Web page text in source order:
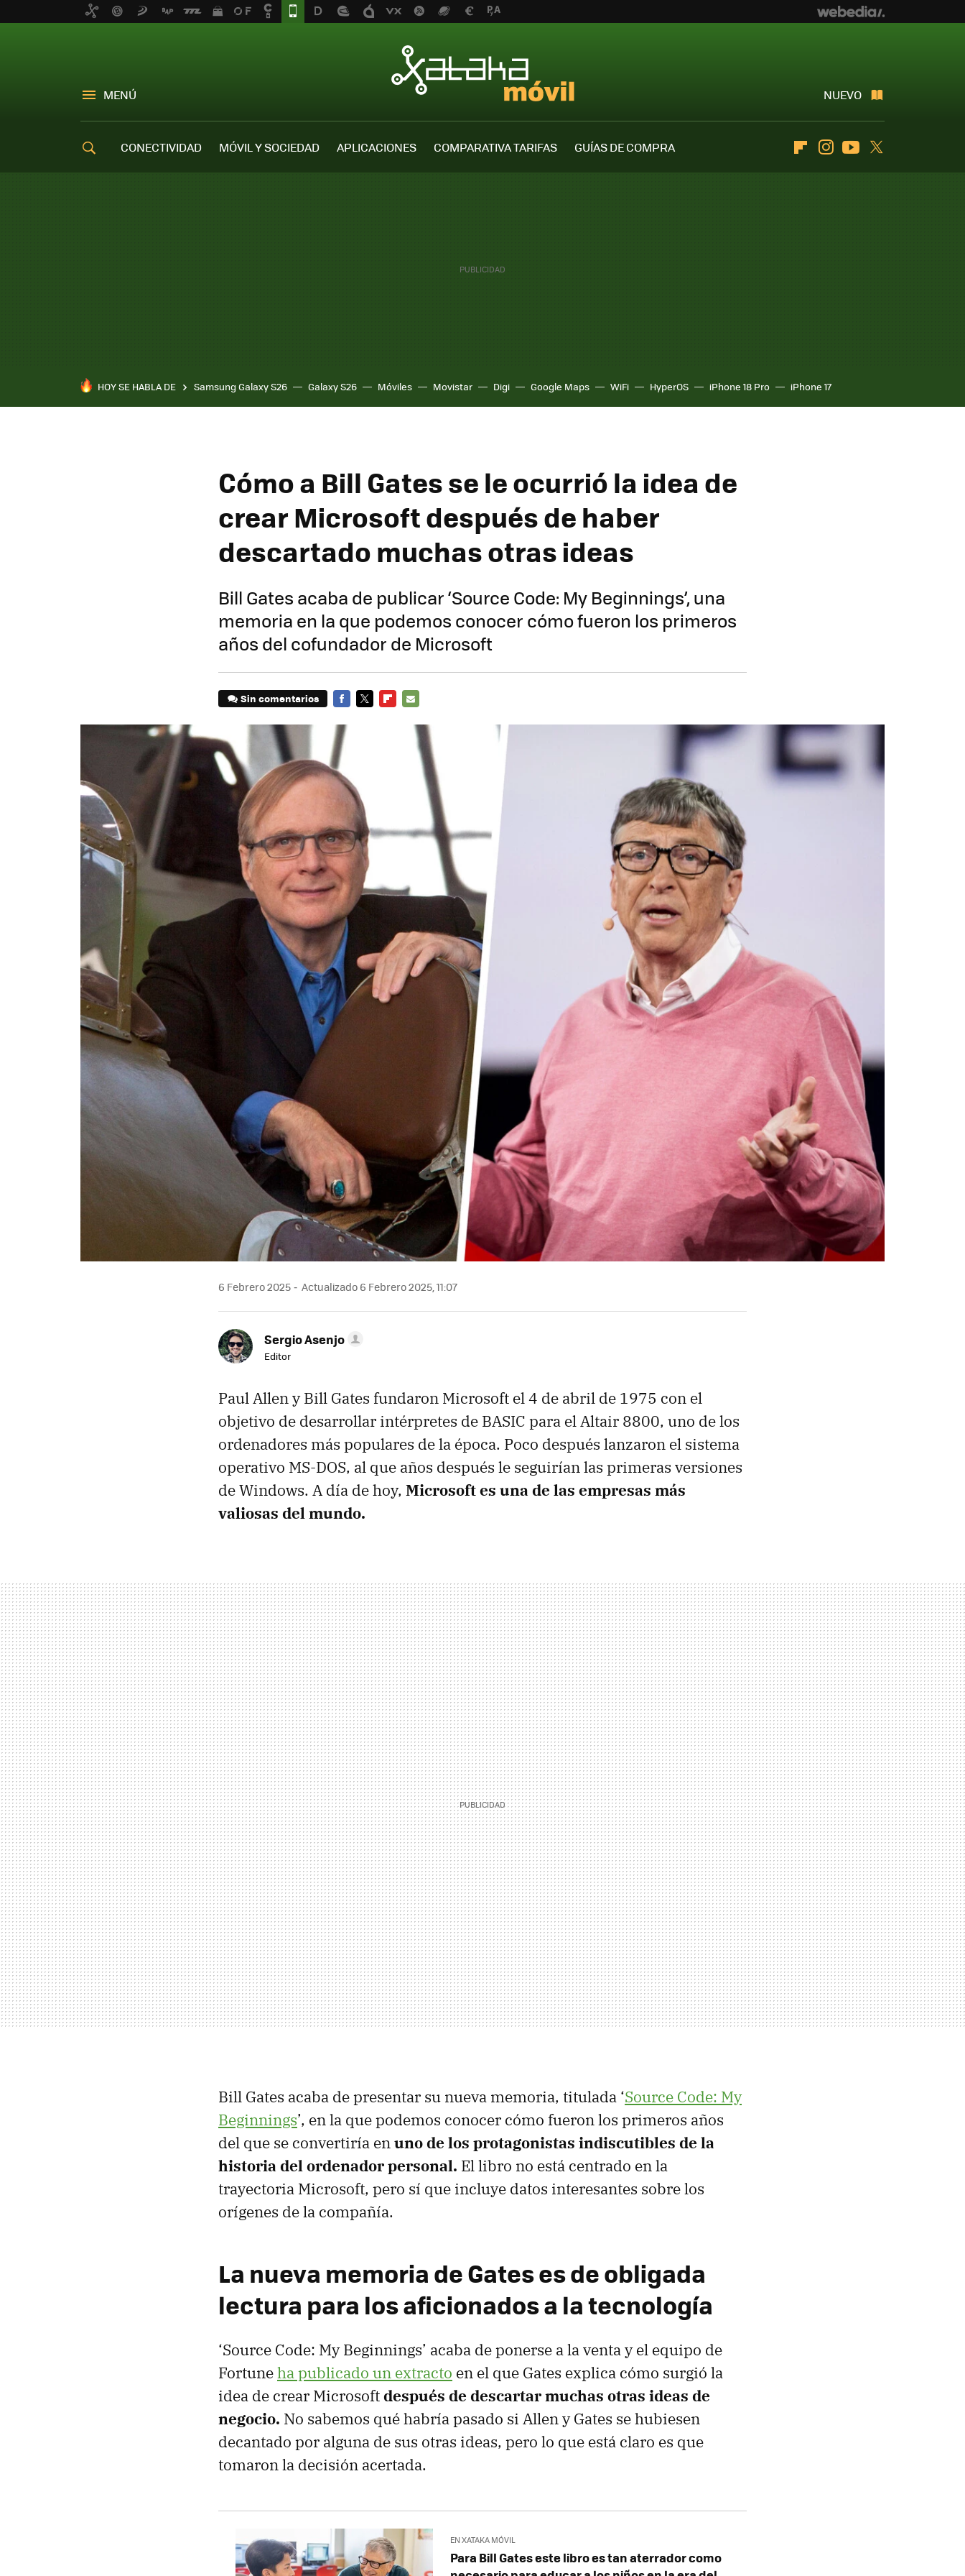
MENÚ NUEVO
CONECTIVIDAD MÓVIL Y SOCIEDAD APLICACIONES COMPARATIVA TARIFAS
GUÍAS DE COMPRA
FlipboardInstagramYoutube
HOY SE HABLA DE Samsung Galaxy S26 Galaxy S26 Móviles Movistar Digi Google Maps WiFi HyperOS iPhone 18 Pro iPhone 17
Cómo a Bill Gates se le ocurrió la idea de
crear Microsoft después de haber
descartado muchas otras ideas
Bill Gates acaba de publicar ‘Source Code: My Beginnings’, una
memoria en la que podemos conocer cómo fueron los primeros
años del cofundador de Microsoft
Sin comentarios
MAIL
6 Febrero 2025 Actualizado 6 Febrero 2025, 11:07
Sergio Asenjo
Editor
Paul Allen y Bill Gates fundaron Microsoft el 4 de abril de 1975 con el
objetivo de desarrollar intérpretes de BASIC para el Altair 8800, uno de los
ordenadores más populares de la época. Poco después lanzaron el sistema
operativo MS-DOS, al que años después le seguirían las primeras versiones
de Windows. A día de hoy, Microsoft es una de las empresas más
valiosas del mundo.
Bill Gates acaba de presentar su nueva memoria, titulada ‘Source Code: My
Beginnings’, en la que podemos conocer cómo fueron los primeros años
del que se convertiría enuno de los protagonistas indiscutibles de la
historia del ordenador personal. El libro no está centrado en la
trayectoria Microsoft, pero sí que incluye datos interesantes sobre los
orígenes de la compañía.
La nueva memoria de Gates es de obligada
lectura para los aficionados a la tecnología
‘Source Code: My Beginnings’ acaba de ponerse a la venta y el equipo de
Fortuneha publicado un extracto en el que Gates explica cómo surgió la
idea de crear Microsoftdespués de descartar muchas otras ideas de
negocio. No sabemos qué habría pasado si Allen y Gates se hubiesen
decantado por alguna de sus otras ideas, pero lo que está claro es que
tomaron la decisión acertada.
EN XATAKA MÓVIL
Para Bill Gates este libro es tan aterrador como